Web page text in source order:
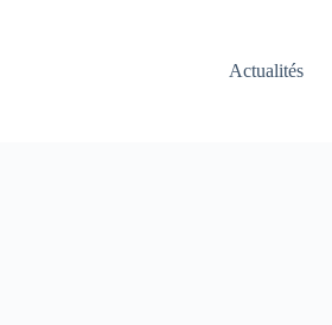
Actualités